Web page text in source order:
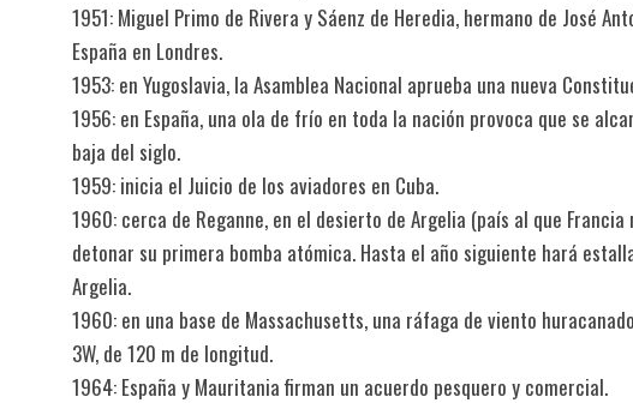
1951: Miguel Primo de Rivera y Sáenz de Heredia, hermano de José
España en Londres.
1953: en Yugoslavia, la Asamblea Nacional aprueba una nueva
1956: en España, una ola de frío en toda la nación provoca que se
baja del siglo.
1959: inicia el Juicio de los aviadores en Cuba.
1960: cerca de Reganne, en el desierto de Argelia (país al que
detonar su primera bomba atómica. Hasta el año siguiente hará
Argelia.
1960: en una base de Massachusetts, una ráfaga de viento
3W, de 120 m de longitud.
1964: España y Mauritania firman un acuerdo pesquero y comercial.